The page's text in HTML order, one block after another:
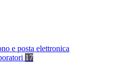
e posta elettronica
17